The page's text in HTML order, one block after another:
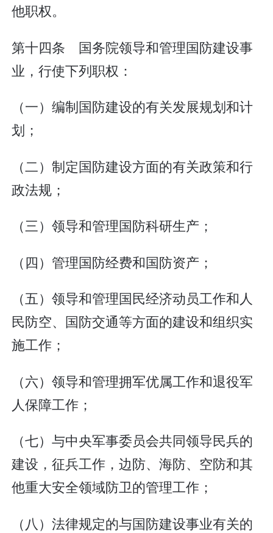
他职权。
第十四条 国务院领导和管理国防建设事
业，行使下列职权：
（一）编制国防建设的有关发展规划和计
划；
（二）制定国防建设方面的有关政策和行
政法规；
（三）领导和管理国防科研生产；
（四）管理国防经费和国防资产；
（五）领导和管理国民经济动员工作和人
民防空、国防交通等方面的建设和组织实
施工作；
（六）领导和管理拥军优属工作和退役军
人保障工作；
（七）与中央军事委员会共同领导民兵的
建设，征兵工作，边防、海防、空防和其
他重大安全领域防卫的管理工作；
（八）法律规定的与国防建设事业有关的